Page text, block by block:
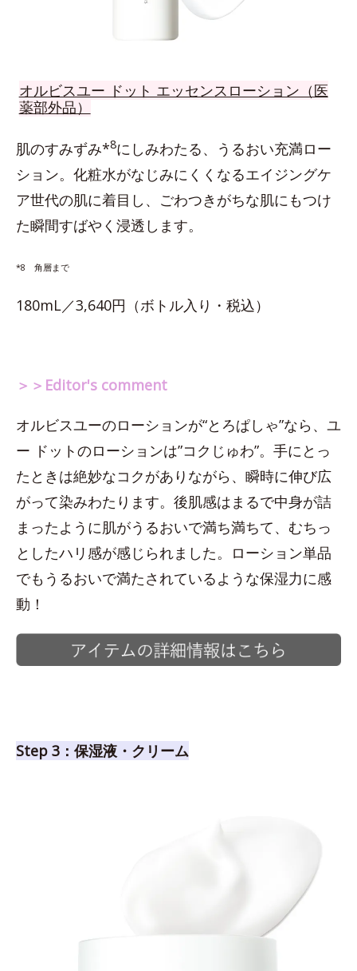
オルビスユー ドット エッセンスローション（医
薬部外品）
肌のすみずみ*8にしみわたる、うるおい充満ロー
ション。化粧水がなじみにくくなるエイジングケ
ア世代の肌に着目し、ごわつきがちな肌にもつけ
た瞬間すばやく浸透します。
*8 角層まで
180mL／3,640円（ボトル入り・税込）
＞＞Editor's comment
オルビスユーのローションが“とろぱしゃ”なら、ユ
ー ドットのローションは”コクじゅわ”。手にとっ
たときは絶妙なコクがありながら、瞬時に伸び広
がって染みわたります。後肌感はまるで中身が詰
まったように肌がうるおいで満ち満ちて、むちっ
としたハリ感が感じられました。ローション単品
でもうるおいで満たされているような保湿力に感
動！
Step 3：保湿液・クリーム